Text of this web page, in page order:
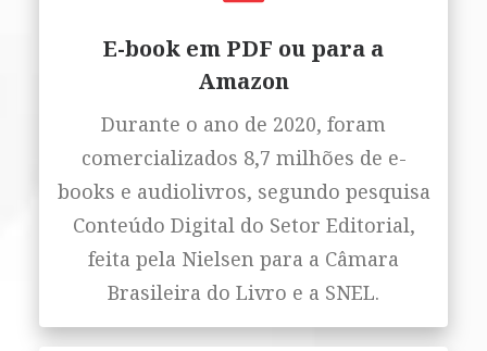
E-book em PDF ou para a
Amazon
Durante o ano de 2020, foram
comercializados 8,7 milhões de e-
books e audiolivros, segundo pesquisa
Conteúdo Digital do Setor Editorial,
feita pela Nielsen para a Câmara
Brasileira do Livro e a SNEL.